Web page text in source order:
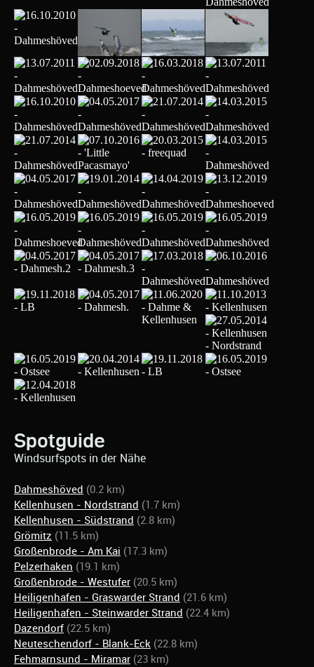
Spotguide
Windsurfspots in der Nähe
Dahmeshöved (0.2 km)
Kellenhusen - Nordstrand (1.7 km)
Kellenhusen - Südstrand (2.8 km)
Grömitz (11.5 km)
Großenbrode - Am Kai (17.3 km)
Pelzerhaken (19.1 km)
Großenbrode - Westufer (20.5 km)
Heiligenhafen - Graswarder Strand (21.6 km)
Heiligenhafen - Steinwarder Strand (22.4 km)
Dazendorf (22.5 km)
Neuteschendorf - Blank-Eck (22.8 km)
Fehmarnsund - Miramar (23 km)